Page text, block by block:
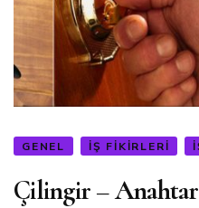
GENEL İŞ FIKIRLERI
Çilingir –